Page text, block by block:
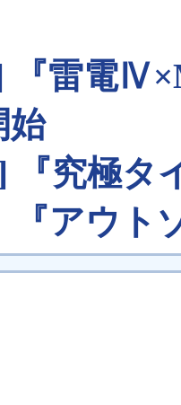
『雷電
始
『究極タ
『アウト